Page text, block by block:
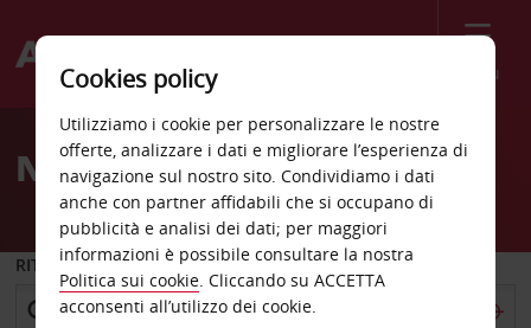
Menù
Welcome
AvisNoleggio auto Hollister
RITIRO DA
Cookies policy
Utilizziamo i cookie per personalizzare le nostre
offerte, analizzare i dati e migliorare l’esperienza di
navigazione sul nostro sito. Condividiamo i dati
anche con partner affidabili che si occupano di
pubblicità e analisi dei dati; per maggiori
informazioni è possibile consultare la nostra
Politica sui cookie. Cliccando su ACCETTA
acconsenti all’utilizzo dei cookie.